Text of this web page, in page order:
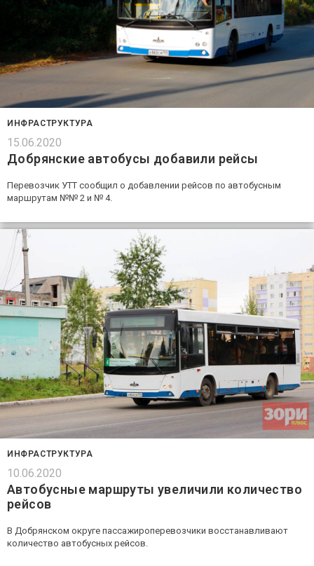
ИНФРАСТРУКТУРА
15.06.2020
Добрянские автобусы добавили рейсы
Перевозчик УТТ сообщил о добавлении рейсов по автобусным
маршрутам №№ 2 и № 4.
ИНФРАСТРУКТУРА
10.06.2020
Автобусные маршруты увеличили количество
рейсов
В Добрянском округе пассажироперевозчики восстанавливают
количество автобусных рейсов.